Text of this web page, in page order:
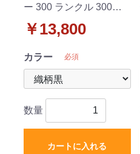
ー 300 ランクル 300系 7
柄シリーズ 社外新品
￥13,800
カラー 必須
数量
カートに入れる